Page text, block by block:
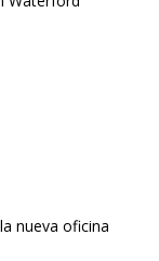
nueva oficina